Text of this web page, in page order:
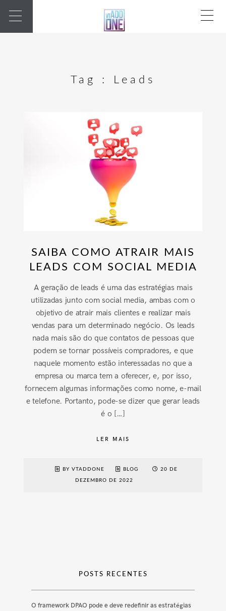
Tag : Leads
SAIBA COMO ATRAIR MAIS
LEADS COM SOCIAL MEDIA
A geração de leads é uma das estratégias mais
utilizadas junto com social media, ambas com o
objetivo de atrair mais clientes e realizar mais
vendas para um determinado negócio. Os leads
nada mais são do que contatos de pessoas que
podem se tornar possíveis compradores, e que
naquele momento estão interessadas no que a
empresa ou marca tem a oferecer, e, por isso,
fornecem algumas informações como nome, e-mail
e telefone. Portanto, pode-se dizer que gerar leads
é o […]
LER MAIS
BY VTADDONE BLOG 20 DE
DEZEMBRO DE 2022
POSTS RECENTES
O framework DPAO pode e deve redefinir as estratégias